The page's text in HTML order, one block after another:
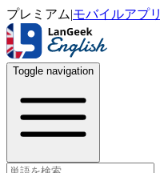
プレミアム|モバイルアプリ
Toggle navigation